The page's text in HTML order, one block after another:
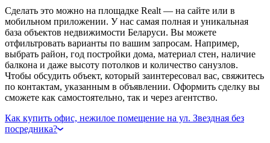
Сделать это можно на площадке Realt — на сайте или в
мобильном приложении. У нас самая полная и уникальная
база объектов недвижимости Беларуси. Вы можете
отфильтровать варианты по вашим запросам. Например,
выбрать район, год постройки дома, материал стен, наличие
балкона и даже высоту потолков и количество санузлов.
Чтобы обсудить объект, который заинтересовал вас, свяжитесь
по контактам, указанным в объявлении. Оформить сделку вы
сможете как самостоятельно, так и через агентство.
Как купить офис, нежилое помещение на ул. Звездная без
посредника?